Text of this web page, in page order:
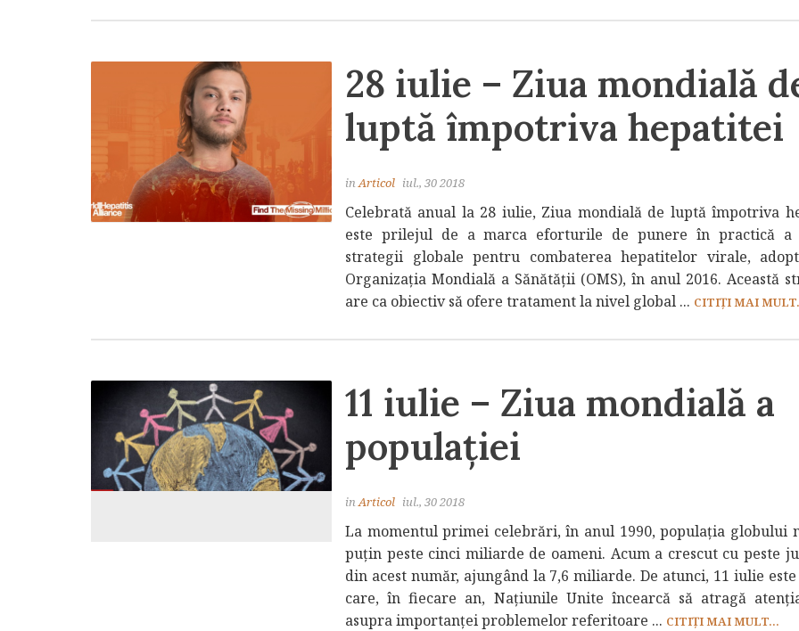
28 iulie – Ziua mondială
luptă împotriva hepatitei
inArticol iul., 30 2018
Celebrată anual la 28 iulie, Ziua mondială de luptă împotriva
este prilejul de a marca eforturile de punere în practică a
strategii globale pentru combaterea hepatitelor virale,
Organizația Mondială a Sănătății (OMS), în anul 2016. Această
are ca obiectiv să ofere tratament la nivel global ... CITIȚI MAI
11 iulie – Ziua mondială a
populației
inArticol iul., 30 2018
La momentul primei celebrări, în anul 1990, populația globului
puțin peste cinci miliarde de oameni. Acum a crescut cu peste
din acest număr, ajungând la 7,6 miliarde. De atunci, 11 iulie
care, în fiecare an, Națiunile Unite încearcă să atragă
asupra importanței problemelor referitoare ... CITIȚI MAI MULT...